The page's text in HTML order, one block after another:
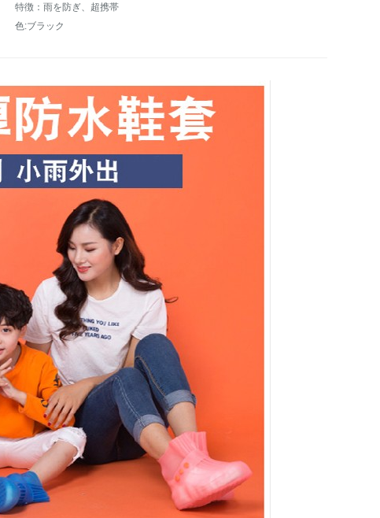
特徴：雨を防ぎ、超携帯
色:ブラック